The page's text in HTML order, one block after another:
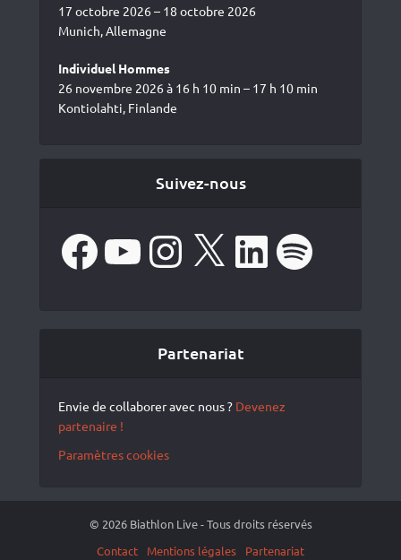
17 octobre 2026 – 18 octobre 2026
Munich, Allemagne
Individuel Hommes
26 novembre 2026 à 16 h 10 min – 17 h 10 min
Kontiolahti, Finlande
Suivez-nous
Facebook Instagram LinkedIn Spotify
Partenariat
Envie de collaborer avec nous ? Devenez
partenaire !
Paramètres cookies
© 2026 Biathlon Live - Tous droits réservés
Contact
Mentions légales Partenariat